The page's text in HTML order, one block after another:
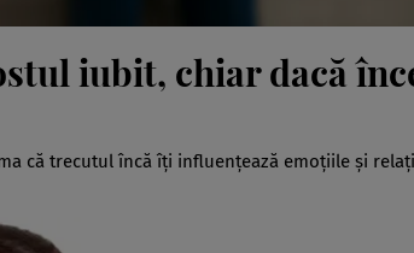
iubit, chiar dacă
că trecutul încă îți influențează emoțiile și